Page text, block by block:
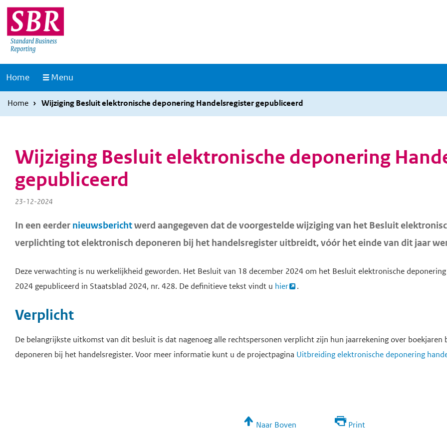
Overslaan
en
naar
Overslaan
en
naar
homepage
Home Menu
Home Wijziging Besluit elektronische deponering Handelsregister gepubliceerd
Wijziging Besluit elektronische deponering
gepubliceerd
23-12-2024
In een eerder nieuwsberichtwerd aangegeven dat de voorgestelde wijziging van het Besluit
verplichting tot elektronisch deponeren bij het handelsregister uitbreidt, vóór het einde van dit jaar
Deze verwachting is nu werkelijkheid geworden. Het Besluit van 18 december 2024 om het Besluit elektronische
2024 gepubliceerd in Staatsblad 2024, nr. 428. De definitieve tekst vindt u hier .
Verplicht
De belangrijkste uitkomst van dit besluit is dat nagenoeg alle rechtspersonen verplicht zijn hun jaarrekening over
deponeren bij het handelsregister. Voor meer informatie kunt u de projectpagina Uitbreiding elektronische deponering
Naar Boven Print